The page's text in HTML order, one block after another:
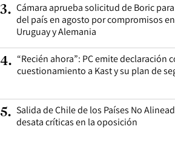
3. Cámara aprueba solicitud de Boric
del país en agosto por compromisos en
Uruguay y Alemania
4. “Recién ahora”: PC emite declaración
cuestionamiento a Kast y su plan de
5. Salida de Chile de los Países No
desata críticas en la oposición